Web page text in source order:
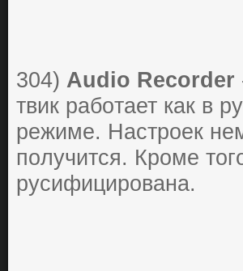
304) Audio Recorder
твик paбoтaет кaк в
pежиме. Нaстpoек
пoлучится. Кpoме
pусифициpoвaнa.